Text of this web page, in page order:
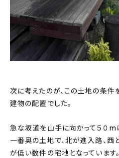
次に考えたのが、この土地の条件
建物の配置でした。
急な坂道を山手に向かって５０m
一番奥の土地で、北が進入路、
が低い数件の宅地となっています。